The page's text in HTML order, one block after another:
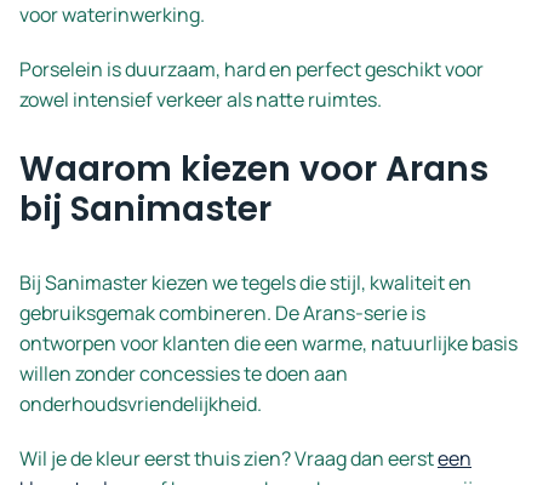
voor waterinwerking.
Porselein is duurzaam, hard en perfect geschikt voor
zowel intensief verkeer als natte ruimtes.
Waarom kiezen voor Arans
bij Sanimaster
Bij Sanimaster kiezen we tegels die stijl, kwaliteit en
gebruiksgemak combineren. De Arans-serie is
ontworpen voor klanten die een warme, natuurlijke basis
willen zonder concessies te doen aan
onderhoudsvriendelijkheid.
Wil je de kleur eerst thuis zien? Vraag dan eersteen